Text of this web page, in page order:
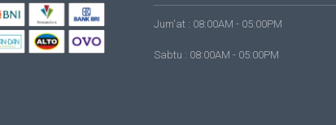
Jum'at : 08:00AM - 05:00PM
Sabtu : 08:00AM - 05:00PM